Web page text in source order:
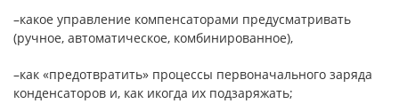
–какое управление компенсаторами предусматривать
(ручное, автоматическое, комбинированное),
–как «предотвратить» процессы первоначального заряда
конденсаторов и, как икогда их подзаряжать;